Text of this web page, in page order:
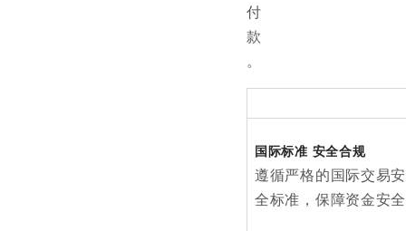
付
款
。
国际标准 安全合规
遵循严格的国际交易安
全标准，保障资金安全